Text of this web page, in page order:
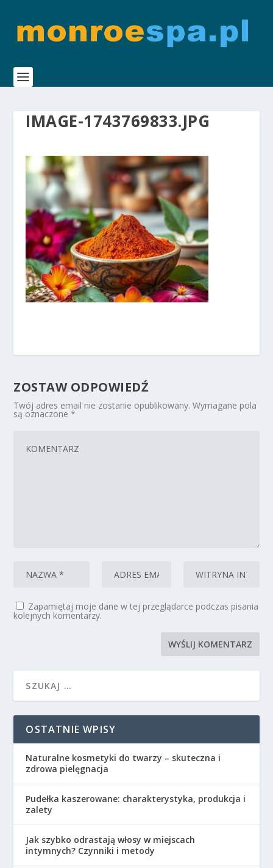
IMAGE-1743769833.JPG
ZOSTAW ODPOWIEDŹ
Twój adres email nie zostanie opublikowany. Wymagane pola
są oznaczone*
Zapamiętaj moje dane w tej przeglądarce podczas pisania
kolejnych komentarzy.
OSTATNIE WPISY
Naturalne kosmetyki do twarzy – skuteczna i
zdrowa pielęgnacja
Pudełka kaszerowane: charakterystyka, produkcja i
zalety
Jak szybko odrastają włosy w miejscach
intymnych? Czynniki i metody